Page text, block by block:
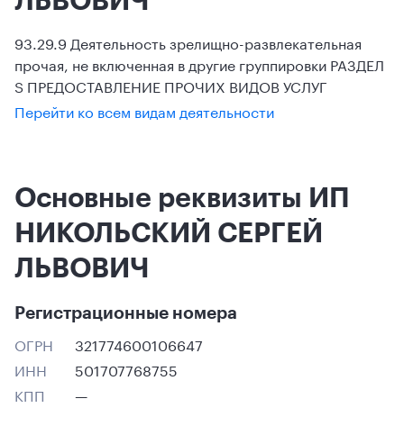
93.29.9 Деятельность зрелищно-развлекательная
прочая, не включенная в другие группировки РАЗДЕЛ
S ПРЕДОСТАВЛЕНИЕ ПРОЧИХ ВИДОВ УСЛУГ
Перейти ко всем видам деятельности
Основные реквизиты ИП
НИКОЛЬСКИЙ СЕРГЕЙ
ЛЬВОВИЧ
Регистрационные номера
ОГРН
321774600106647
ИНН
501707768755
КПП
—